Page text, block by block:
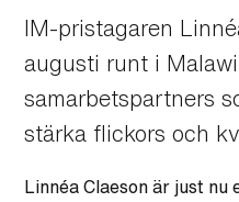
IM-pristagaren
augusti runt i
samarbetspartners
stärka flickors och
Linnéa Claeson är just